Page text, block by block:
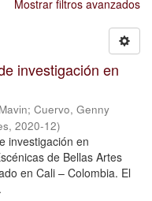
Mostrar filtros avanzados
investigación en
; Cuervo, Genny
, 2020-12)
investigación en
de Bellas Artes
en Cali – Colombia. El